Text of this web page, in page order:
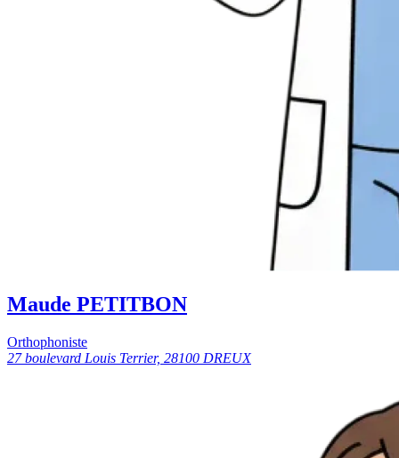
Maude PETITBON
Orthophoniste
27 boulevard Louis Terrier, 28100 DREUX